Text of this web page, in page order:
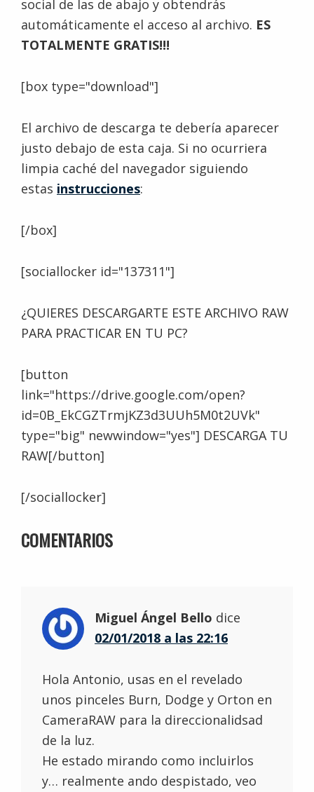
social de las de abajo y obtendrás
automáticamente el acceso al archivo. ES
TOTALMENTE GRATIS!!!
[box type="download"]
El archivo de descarga te debería aparecer
justo debajo de esta caja. Si no ocurriera
limpia caché del navegador siguiendo
estas instrucciones:
[/box]
[sociallocker id="137311"]
¿QUIERES DESCARGARTE ESTE ARCHIVO RAW
PARA PRACTICAR EN TU PC?
[button
link="https://drive.google.com/open?
id=0B_EkCGZTrmjKZ3d3UUh5M0t2UVk"
type="big" newwindow="yes"] DESCARGA TU
RAW[/button]
[/sociallocker]
INTERACCIONES
LECTORES
COMENTARIOS
Miguel Ángel Bello dice
02/01/2018 a las 22:16
Hola Antonio, usas en el revelado
unos pinceles Burn, Dodge y Orton en
CameraRAW para la direccionalidsad
de la luz.
He estado mirando como incluirlos
y… realmente ando despistado, veo